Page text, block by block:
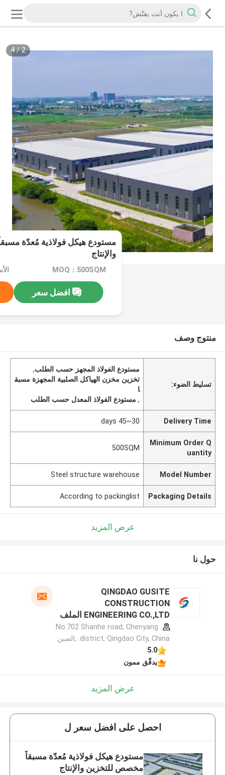
2
/
4
مستودع هيكل فولاذية مُعدّة
والإنتاج
MOQ：500SQM
افضل سعر
منتوج وصف
تسليط الضوء:
مستودع الفولاذ المجهز حسب الطلب,
تخزين مخزن الهياكل الصلبية المجهزة مسبق
ا
, مستودع الفولاذ المعدل حسب الطلب
Delivery Time
30~45 days
Minimum Order Q
uantity
500SQM
Model Number
Steel structure warehouse
Packaging Details
According to packinglist
عرض المزيد
حول نا
QINGDAO GUSITE
CONSTRUCTION
ENGINEERING CO.,LTD الملف
الشركة المصنعة
No.702 Shanhe road, Chenyang
district, Qingdao City, China. ,الصين
5.0
يدقّق ممون
عرض المزيد
احصل على افضل سعر ل
مستودع هيكل فولاذية مُعدّة مسبقاً
مخصص للتخزين والإنتاج